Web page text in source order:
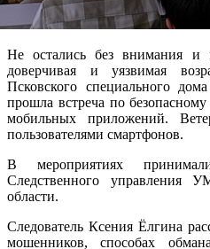
Не остались без внимания и
доверчивая и уязвимая
Псковского специального
прошла встреча по
мобильных приложений.
пользователями смартфонов.
В мероприятиях
Следственного управления
области.
Следователь Ксения Ёлгина
мошенников, способах